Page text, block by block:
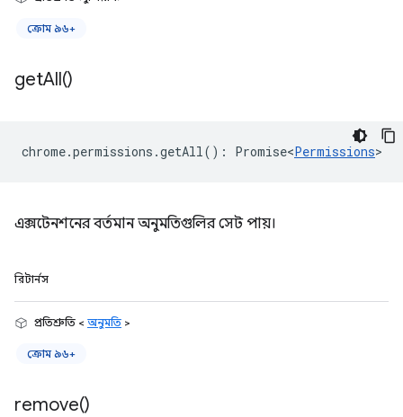
ক্রোম ৯৬+
getAll()
chrome.permissions .getAll () : Promise<Permissions>
এক্সটেনশনের বর্তমান অনুমতিগুলির সেট পায়।
রিটার্নস
প্রতিশ্রুতি < অনুমতি >
ক্রোম ৯৬+
remove()